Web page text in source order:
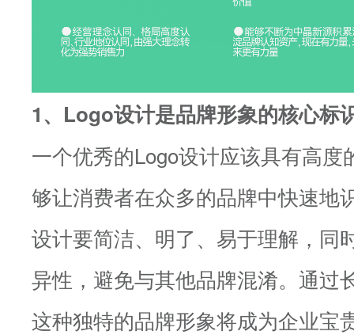
1、Logo设计是品牌形象的核心标
一个优秀的Logo设计应该具有高度
够让消费者在众多的品牌中快速地
设计要简洁、明了、易于理解，同
异性，避免与其他品牌混淆。通过
这种独特的品牌形象将成为企业宝